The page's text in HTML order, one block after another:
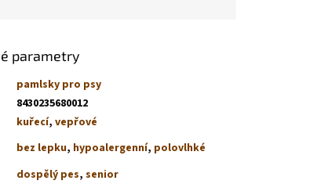
parametry
pamlsky pro psy
8430235680012
kuřecí,vepřové
bez lepku, hypoalergenní, polovlhké
dospělý pes,senior